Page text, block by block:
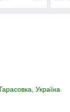
Україна